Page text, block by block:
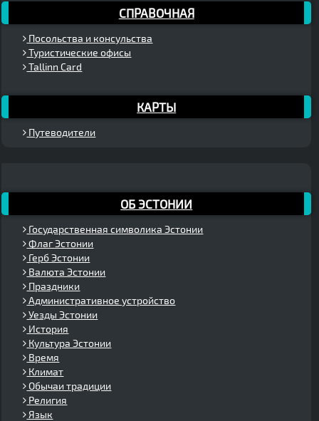
СПРАВОЧНАЯ
Посольства и консульства
Туристические офисы
Tallinn Card
КАРТЫ
Путеводители
ОБ ЭСТОНИИ
Государственная символика Эстонии
Флаг Эстонии
Герб Эстонии
Валюта Эстонии
Праздники
Административное устройство
Уезды Эстонии
История
Культура Эстонии
Время
Климат
Обычаи традиции
Религия
Язык